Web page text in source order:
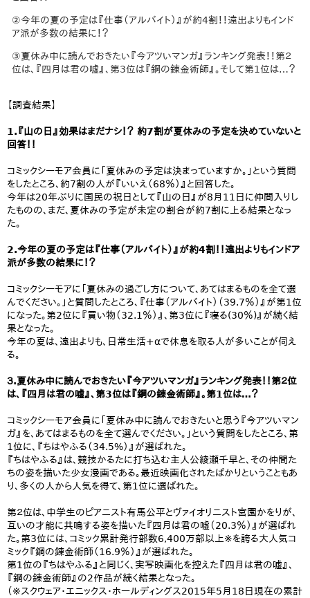
②今年の夏の予定は『仕事（アルバイト）』が約4割！！遠出よりもインド
ア派が多数の結果に！？
③夏休み中に読んでおきたい『今アツいマンガ』ランキング発表！！第２
位は、『四月は君の嘘』、第3位は『鋼の錬金術師』。そして第1位は…？
【調査結果】
1.『山の日』効果はまだナシ！？ 約7割が夏休みの予定を決めていないと
回答！！
コミックシーモア会員に「夏休みの予定は決まっていますか。」という質問
をしたところ、約7割の人が『いいえ（68％）』と回答した。
今年は20年ぶりに国民の祝日として『山の日』が8月11日に仲間入りし
たものの、まだ、夏休みの予定が未定の割合が約7割に上る結果となっ
た。
2.今年の夏の予定は『仕事（アルバイト）』が約4割！！遠出よりもインドア
派が多数の結果に！？
コミックシーモアに「夏休みの過ごし方について、あてはまるものを全て選
んでください。」と質問したところ、『仕事（アルバイト）（39.7％）』が第1位
になった。第2位に『買い物（32.1％）』、第3位に『寝る(30％)』が続く結
果となった。
今年の夏は、遠出よりも、日常生活+αで休息を取る人が多いことが伺え
る。
３.夏休み中に読んでおきたい『今アツいマンガ』ランキング発表！！第２位
は、『四月は君の嘘』、第3位は『鋼の錬金術師』。第1位は…？
コミックシーモア会員に「夏休み中に読んでおきたいと思う『今アツいマン
ガ』を、あてはまるものを全て選んでください。」という質問をしたところ、第
1位に、『ちはやふる（34.5%）』が選ばれた。
『ちはやふる』は、競技かるたに打ち込む主人公綾瀬千早と、その仲間た
ちの姿を描いた少女漫画である。最近映画化されたばかりということもあ
り、多くの人から人気を得て、第1位に選ばれた。
第２位は、中学生のピアニスト有馬公平とヴァイオリニスト宮園かをりが、
互いの才能に共鳴する姿を描いた『四月は君の嘘（20.3％）』が選ばれ
た。第3位には、コミック累計発行部数6,400万部以上※を誇る大人気コ
ミック『鋼の錬金術師（16.9％）』が選ばれた。
第1位の『ちはやふる』と同じく、実写映画化を控えた『四月は君の嘘』、
『鋼の錬金術師』の2作品が続く結果となった。
（※スクウェア・エニックス・ホールディングス2015年5月18日現在の累計